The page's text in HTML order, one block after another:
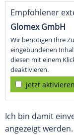
Empfohlener
Glomex GmbH
Wir benötigen Ihre
eingebundenen
diesen mit einem
deaktivieren.
jetzt aktivieren
Ich bin damit
angezeigt